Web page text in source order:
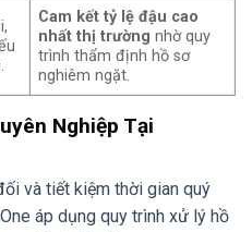
Cam kết tỷ lệ đậu cao
nhất thị trường nhờ quy
trình thẩm định hồ sơ
nghiêm ngặt.
Nghiệp Tại
và tiết kiệm thời gian quý
áp dụng quy trình xử lý hồ